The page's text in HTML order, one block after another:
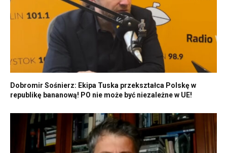
Dobromir Sośnierz: Ekipa Tuska przekształca Polskę w
republikę bananową! PO nie może być niezależne w UE!